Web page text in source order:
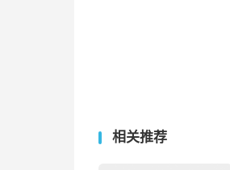
相关推荐